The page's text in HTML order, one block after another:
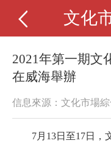
文化
2021年第一期文
在威海舉辦
信息來源：文化市場
7月13日至17日，文